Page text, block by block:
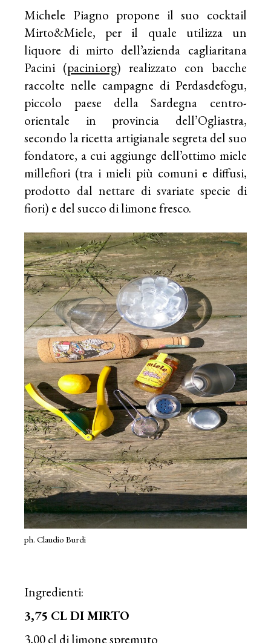
Michele Piagno propone il suo cocktail
Mirto&Miele, per il quale utilizza un
liquore di mirto dell’azienda cagliaritana
Pacini (pacini.org) realizzato con bacche
raccolte nelle campagne di Perdasdefogu,
piccolo paese della Sardegna centro-
orientale in provincia dell’Ogliastra,
secondo la ricetta artigianale segreta del suo
fondatore, a cui aggiunge dell’ottimo miele
millefiori (tra i mieli più comuni e diffusi,
prodotto dal nettare di svariate specie di
fiori) e del succo di limone fresco.
ph. Claudio Burdi
Ingredienti:
3,75 CL DI MIRTO
3,00 cl di limone spremuto